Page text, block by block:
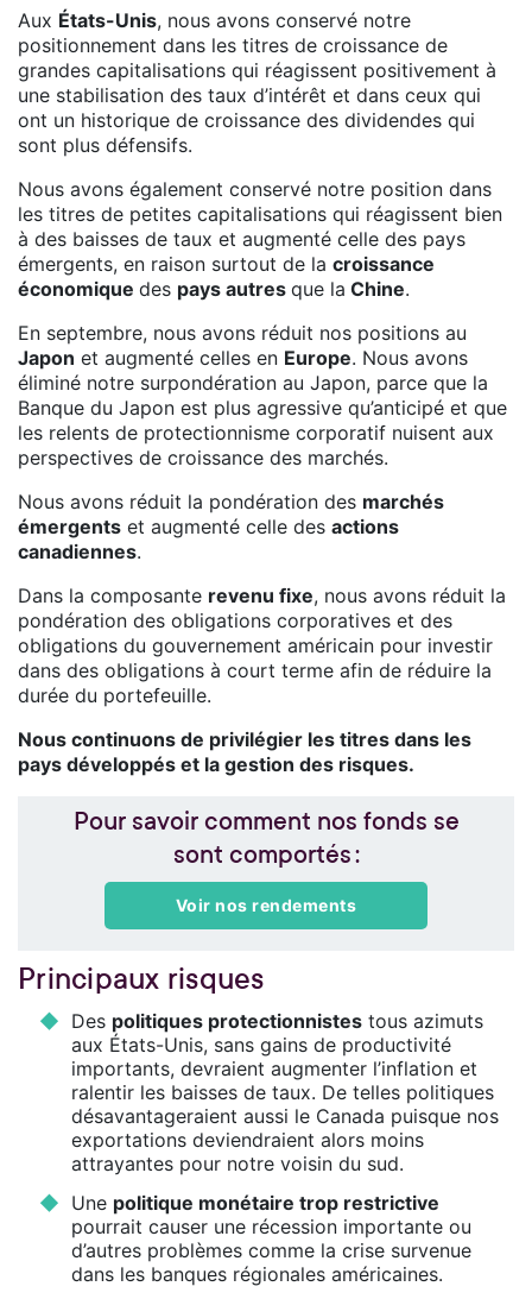
Aux États-Unis, nous avons conservé notre
positionnement dans les titres de croissance de
grandes capitalisations qui réagissent positivement à
une stabilisation des taux d’intérêt et dans ceux qui
ont un historique de croissance des dividendes qui
sont plus défensifs.
Nous avons également conservé notre position dans
les titres de petites capitalisations qui réagissent bien
à des baisses de taux et augmenté celle des pays
émergents, en raison surtout de la croissance
économique des pays autres que la Chine.
En septembre, nous avons réduit nos positions au
Japon et augmenté celles en Europe. Nous avons
éliminé notre surpondération au Japon, parce que la
Banque du Japon est plus agressive qu’anticipé et que
les relents de protectionnisme corporatif nuisent aux
perspectives de croissance des marchés.
Nous avons réduit la pondération des marchés
émergents et augmenté celle des actions
canadiennes.
Dans la composante revenu fixe, nous avons réduit la
pondération des obligations corporatives et des
obligations du gouvernement américain pour investir
dans des obligations à court terme afin de réduire la
durée du portefeuille.
Nous continuons de privilégier les titres dans les
pays développés et la gestion des risques.
Pour savoir comment nos fonds se
sont comportés :
Voir nos rendements
Principaux risques
Des politiques protectionnistestous azimuts
aux États-Unis, sans gains de productivité
importants, devraient augmenter l’inflation et
ralentir les baisses de taux. De telles politiques
désavantageraient aussi le Canada puisque nos
exportations deviendraient alors moins
attrayantes pour notre voisin du sud.
Une politique monétaire trop restrictive
pourrait causer une récession importante ou
d’autres problèmes comme la crise survenue
dans les banques régionales américaines.